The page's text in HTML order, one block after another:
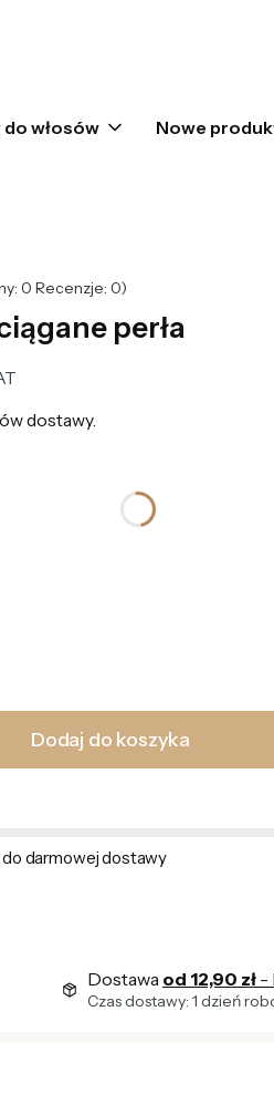
w koszyku: 0. Zobacz
włosów Nowe
0 Recenzje: 0)
perła
dostawy.
Dodaj do koszyka
do darmowej dostawy
Dostawa od 12,90 zł -
Czas dostawy: 1 dzień